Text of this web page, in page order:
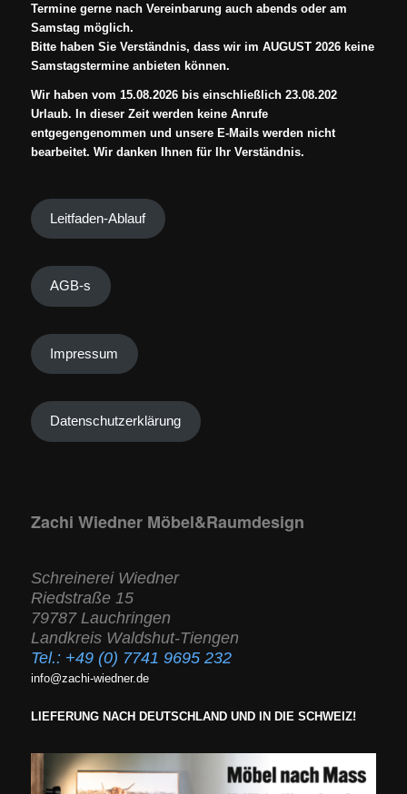
Termine gerne nach Vereinbarung auch abends oder am
Samstag möglich.
Bitte haben Sie Verständnis, dass wir im AUGUST 2026 keine
Samstagstermine anbieten können.
Wir haben vom 15.08.2026 bis einschließlich 23.08.202
Urlaub. In dieser Zeit werden keine Anrufe
entgegengenommen und unsere E-Mails werden nicht
bearbeitet. Wir danken Ihnen für Ihr Verständnis.
Leitfaden-Ablauf
AGB-s
Impressum
Datenschutzerklärung
Zachi Wiedner Möbel&Raumdesign
Schreinerei Wiedner
Riedstraße 15
79787 Lauchringen
Landkreis Waldshut-Tiengen
Tel.: +49 (0) 7741 9695 232
info@zachi-wiedner.de
LIEFERUNG NACH DEUTSCHLAND UND IN DIE SCHWEIZ!